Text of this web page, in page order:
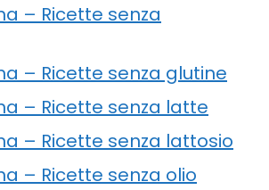
– Ricette senza
– Ricette senza glutine
– Ricette senza latte
– Ricette senza lattosio
– Ricette senza olio